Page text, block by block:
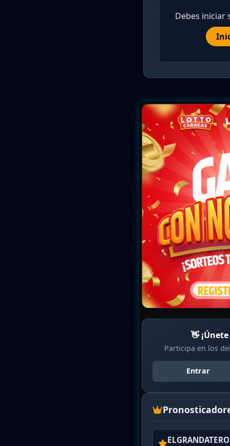
Debes iniciar
👋
Participa en los
Entrar